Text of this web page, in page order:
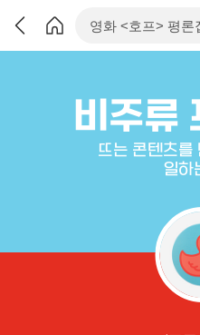
비주류
뜨는 콘텐츠를
일하